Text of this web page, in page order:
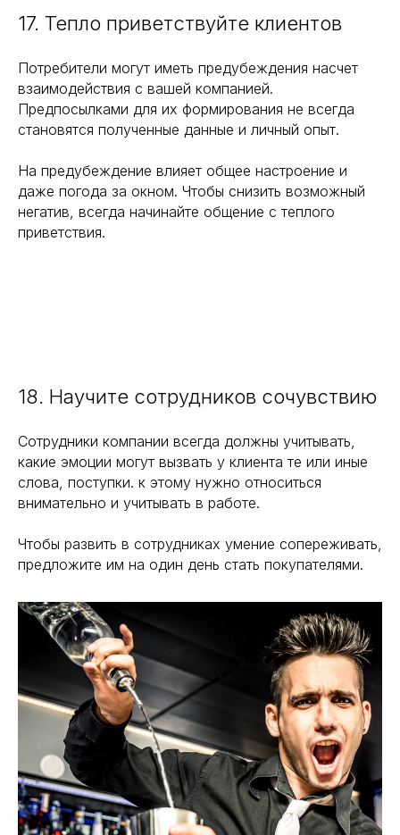
17. Тепло приветствуйте клиентов
Потребители могут иметь предубеждения насчет
взаимодействия с вашей компанией.
Предпосылками для их формирования не всегда
становятся полученные данные и личный опыт.
На предубеждение влияет общее настроение и
даже погода за окном. Чтобы снизить возможный
негатив, всегда начинайте общение с теплого
приветствия.
18. Научите сотрудников сочувствию
Сотрудники компании всегда должны учитывать,
какие эмоции могут вызвать у клиента те или иные
слова, поступки. к этому нужно относиться
внимательно и учитывать в работе.
Чтобы развить в сотрудниках умение сопереживать,
предложите им на один день стать покупателями.